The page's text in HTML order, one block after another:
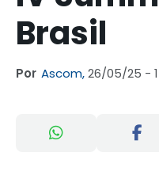
Brasil
Por Ascom,26/05/25 -